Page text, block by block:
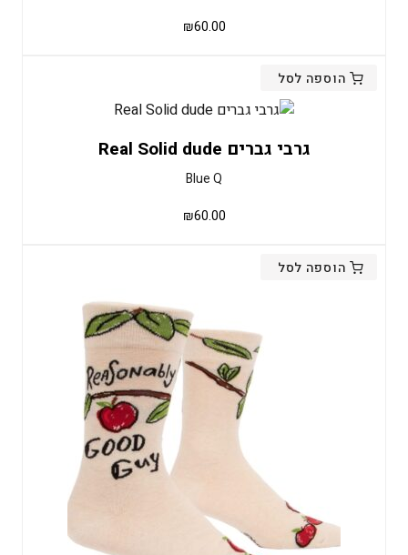
₪60.00
הוספה לסל
גרבי גברים Real Solid dude
Blue Q
₪60.00
הוספה לסל